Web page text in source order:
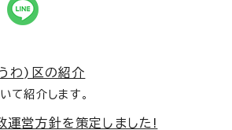
わ)区の紹介
て紹介します。
運営方針を策定しました!